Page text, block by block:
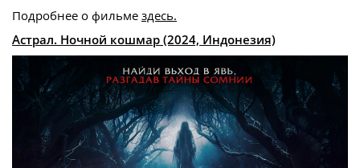
Подробнее о фильме здесь.
Астрал. Ночной кошмар (2024, Индонезия)